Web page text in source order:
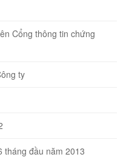
Cổng thông tin chứng
ty
tháng đầu năm 2013